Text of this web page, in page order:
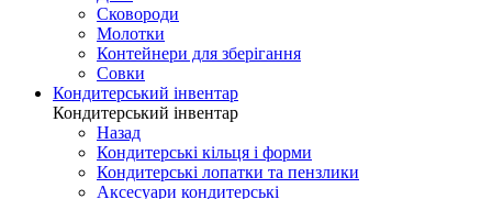
Сковороди
Молотки
Контейнери для зберігання
Совки
Кондитерський інвентар
Кондитерський інвентар
Назад
Кондитерські кільця і форми
Кондитерські лопатки та пензлики
Аксесуари кондитерські